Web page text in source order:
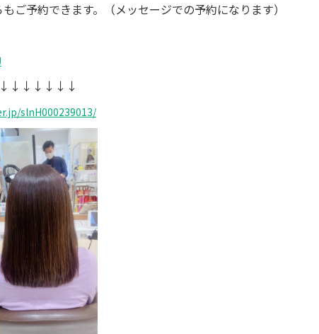
ご予約できます。（メッセージでの予約になります）
slnH000239013/